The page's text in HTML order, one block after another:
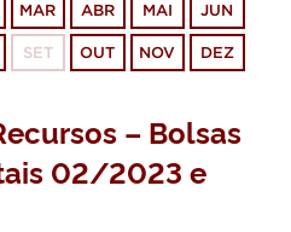
MAR ABR MAI JUN
SET OUT NOV DEZ
– Bolsas
02/2023 e